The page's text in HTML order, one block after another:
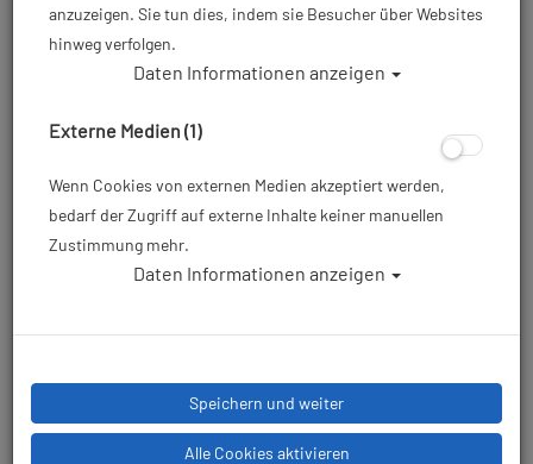
Artikelnr.: pol-15000
23,95 €*
anzuzeigen. Sie tun dies, indem sie Besucher über Websites
hinweg verfolgen.
Daten Informationen anzeigen
Externe Medien (1)
Wenn Cookies von externen Medien akzeptiert werden,
bedarf der Zugriff auf externe Inhalte keiner manuellen
Zustimmung mehr.
Daten Informationen anzeigen
Speichern und weiter
Alle Cookies aktivieren